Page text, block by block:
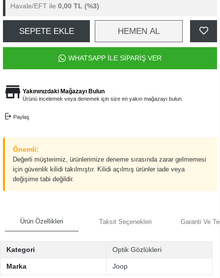
Havale/EFT ile 0,00 TL (%3)
SEPETE EKLE HEMEN AL
WHATSAPP İLE SİPARİŞ VER
Yakınınızdaki Mağazayı Bulun
Ürünü incelemek veya denemek için size en yakın mağazayı bulun.
Paylaş
Önemli:
Değerli müşterimiz, ürünlerimize deneme sırasında zarar gelmemesi
için güvenlik kilidi takılmıştır. Kilidi açılmış ürünler iade veya
değişime tabi değildir.
Ürün Özellikleri Taksit Seçenekleri Garanti Ve
Kategori Optik Gözlükleri
Marka Joop